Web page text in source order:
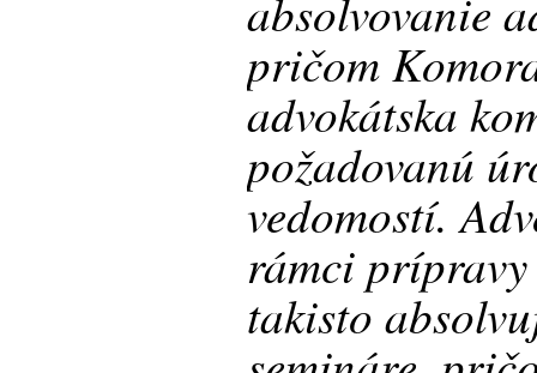
pričom
advokátska
požadovanú
vedomostí.
rámci
takisto